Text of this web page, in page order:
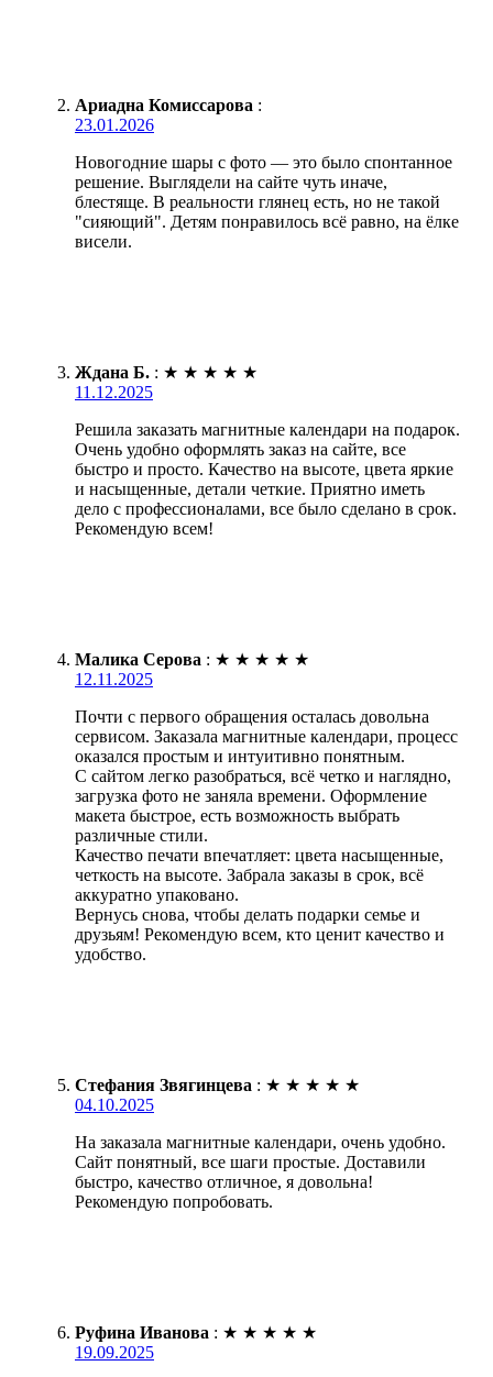
Ариадна Комиссарова :
23.01.2026
Новогодние шары с фото — это было спонтанное
решение. Выглядели на сайте чуть иначе,
блестяще. В реальности глянец есть, но не такой
"сияющий". Детям понравилось всё равно, на ёлке
висели.
Ждана Б. : ★ ★ ★ ★ ★
11.12.2025
Решила заказать магнитные календари на подарок.
Очень удобно оформлять заказ на сайте, все
быстро и просто. Качество на высоте, цвета яркие
и насыщенные, детали четкие. Приятно иметь
дело с профессионалами, все было сделано в срок.
Рекомендую всем!
Малика Серова : ★ ★ ★ ★ ★
12.11.2025
Почти с первого обращения осталась довольна
сервисом. Заказала магнитные календари, процесс
оказался простым и интуитивно понятным.
С сайтом легко разобраться, всё четко и наглядно,
загрузка фото не заняла времени. Оформление
макета быстрое, есть возможность выбрать
различные стили.
Качество печати впечатляет: цвета насыщенные,
четкость на высоте. Забрала заказы в срок, всё
аккуратно упаковано.
Вернусь снова, чтобы делать подарки семье и
друзьям! Рекомендую всем, кто ценит качество и
удобство.
Стефания Звягинцева : ★ ★ ★ ★ ★
04.10.2025
На заказала магнитные календари, очень удобно.
Сайт понятный, все шаги простые. Доставили
быстро, качество отличное, я довольна!
Рекомендую попробовать.
Руфина Иванова : ★ ★ ★ ★ ★
19.09.2025